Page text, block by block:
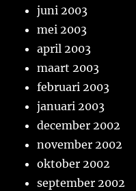
juni 2003
mei 2003
april 2003
maart 2003
februari 2003
januari 2003
december 2002
november 2002
oktober 2002
september 2002